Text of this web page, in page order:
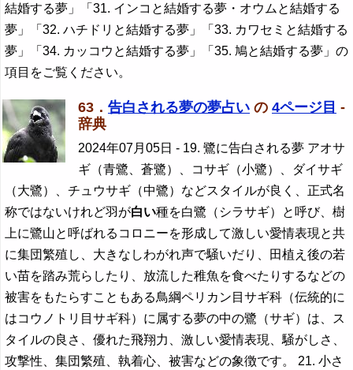
結婚する夢」「31. インコと結婚する夢・オウムと結婚する
夢」「32. ハチドリと結婚する夢」「33. カワセミと結婚する
夢」「34. カッコウと結婚する夢」「35. 鳩と結婚する夢」の
項目をご覧ください。
63． 告白される夢の夢占い の 4ページ目 -
辞典
2024年07月05日 - 19. 鷺に告白される夢 アオサ
ギ（青鷺、蒼鷺）、コサギ（小鷺）、ダイサギ
（大鷺）、チュウサギ（中鷺）などスタイルが良く、正式名
称ではないけれど羽が白い種を白鷺（シラサギ）と呼び、樹
上に鷺山と呼ばれるコロニーを形成して激しい愛情表現と共
に集団繁殖し、大きなしわがれ声で騒いだり、田植え後の若
い苗を踏み荒らしたり、放流した稚魚を食べたりするなどの
被害をもたらすこともある鳥綱ペリカン目サギ科（伝統的に
はコウノトリ目サギ科）に属する夢の中の鷺（サギ）は、ス
タイルの良さ、優れた飛翔力、激しい愛情表現、騒がしさ、
攻撃性、集団繁殖、執着心、被害などの象徴です。 21. 小さ